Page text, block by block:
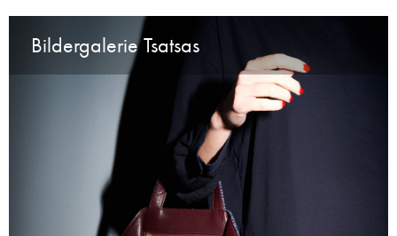
Bildergalerie Tsatsas